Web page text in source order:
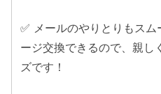
✅ メールのやりとりもス
ージ交換できるので、親し
ズです！